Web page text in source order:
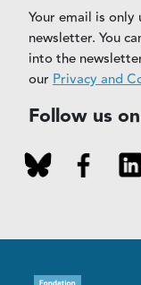
Your email is
newsletter. You
into the
our Privacy and
Follow us